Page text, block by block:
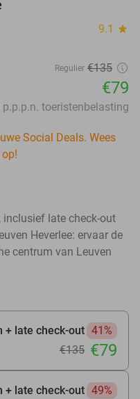
9.1 star
Regulier €135
€79
p.p.p.n. toeristenbelasting
Social Deals. Wees
inclusief late check-out
Heverlee: ervaar de
centrum van Leuven
+ late check-out 41%
€135 €79
+ late check-out 49%